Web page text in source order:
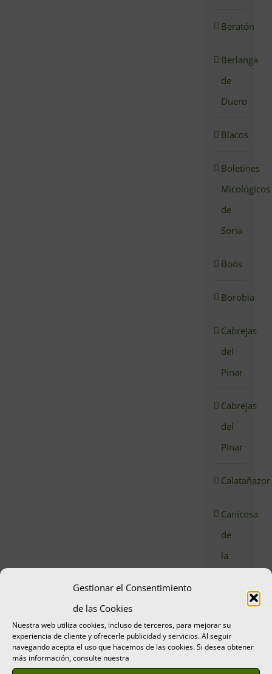
Gestionar el Consentimiento
de las Cookies
Nuestra web utiliza cookies, incluso de terceros, para mejorar su
experiencia de cliente y ofrecerle publicidad y servicios. Al seguir
navegando acepta el uso que hacemos de las cookies. Si desea obtener
más información, consulte nuestra
Beratón
Berlanga
de
Duero
Blacos
Boletines
Micológicos
de
Soria
Boós
Borobia
Cabrejas
del
Pinar
Cabrejas
del
Pinar
Calatañazor
Canicosa
de
la
Canicosa
de
la